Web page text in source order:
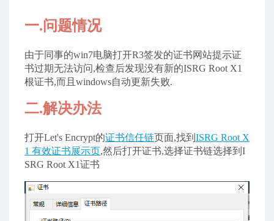
一.问题情况
由于同事的win7电脑打开R3签发的证书网站提示证
书过期无法访问,检查后发现没有新的ISRG Root X1
根证书,而且windows自动更新失败.
二.解决办法
打开Let's Encrypt的证书信任链页面,找到 ISRG Root X
1 有效证书展示页,然后打开证书,选择证书链选择到I
SRG Root X1证书